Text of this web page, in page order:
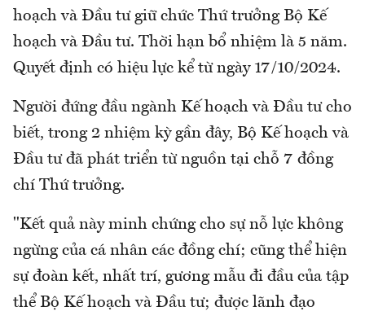
hoạch và Đầu tư giữ chức Thứ trưởng Bộ Kế
hoạch và Đầu tư. Thời hạn bổ nhiệm là 5 năm.
Quyết định có hiệu lực kể từ ngày 17/10/2024.
Người đứng đầu ngành Kế hoạch và Đầu tư cho
biết, trong 2 nhiệm kỳ gần đây, Bộ Kế hoạch và
Đầu tư đã phát triển từ nguồn tại chỗ 7 đồng
chí Thứ trưởng.
"Kết quả này minh chứng cho sự nỗ lực không
ngừng của cá nhân các đồng chí; cũng thể hiện
sự đoàn kết, nhất trí, gương mẫu đi đầu của tập
thể Bộ Kế hoạch và Đầu tư; được lãnh đạo